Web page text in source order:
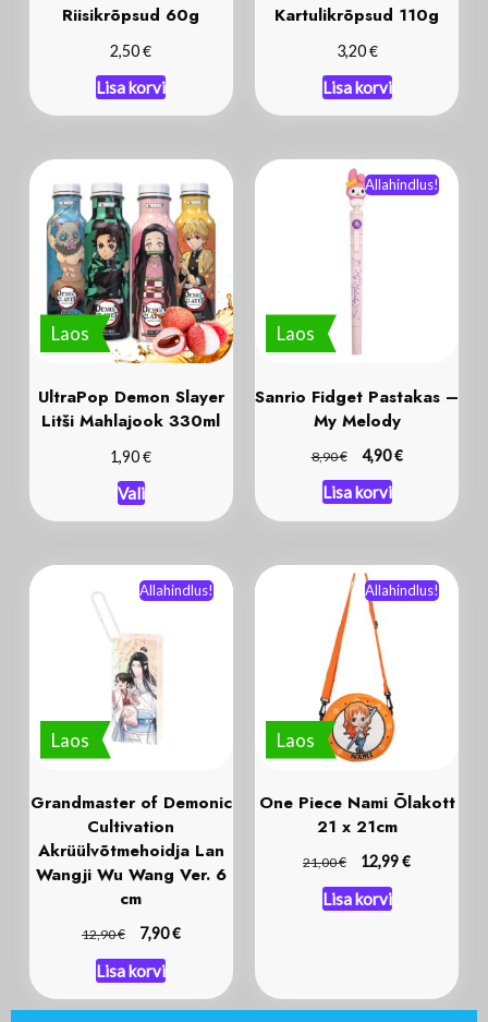
Riisikrõpsud 60g
2,50€
Lisa korvi
Kartulikrõpsud 110g
3,20€
Lisa korvi
Laos
UltraPop Demon Slayer
Litši Mahlajook 330ml
1,90€
Vali
Laos
Allahindlus!
Sanrio Fidget Pastakas –
My Melody
8,90€ 4,90€
Lisa korvi
Laos
Allahindlus!
Grandmaster of Demonic
Cultivation
Akrüülvõtmehoidja Lan
Wangji Wu Wang Ver. 6
cm
12,90€ 7,90€
Lisa korvi
Laos
Allahindlus!
One Piece Nami Õlakott
21 x 21cm
21,00€ 12,99€
Lisa korvi